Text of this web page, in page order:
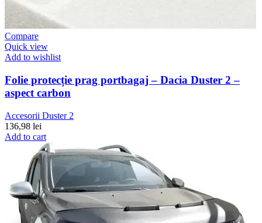
Compare
Quick view
Add to wishlist
Folie protecție prag portbagaj – Dacia Duster 2 –
aspect carbon
Accesorii Duster 2
136,98 lei
Add to cart